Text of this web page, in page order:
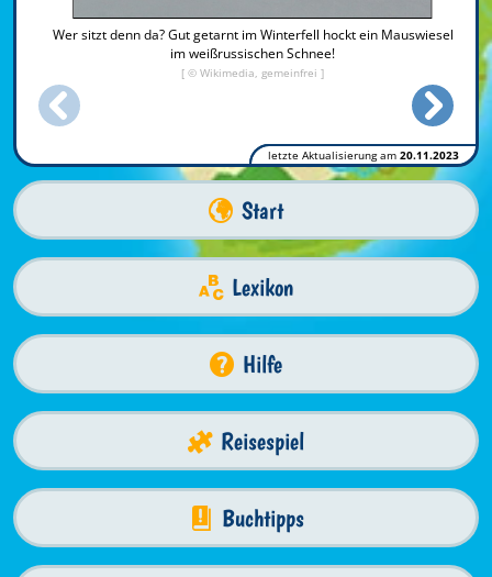
Wer sitzt denn da? Gut getarnt im Winterfell hockt ein Mauswiesel
im weißrussischen Schnee!
[ © Wikimedia, gemeinfrei ]
letzte Aktualisierung am 20.11.2023
Start
Lexikon
Hilfe
Reisespiel
Buchtipps